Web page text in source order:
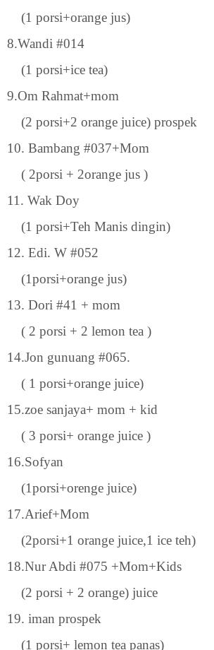
(1 porsi+orange jus)
8.Wandi #014
(1 porsi+ice tea)
9.Om Rahmat+mom
(2 porsi+2 orange juice) prospek
10. Bambang #037+Mom
( 2porsi + 2orange jus )
11. Wak Doy
(1 porsi+Teh Manis dingin)
12. Edi. W #052
(1porsi+orange jus)
13. Dori #41 + mom
( 2 porsi + 2 lemon tea )
14.Jon gunuang #065.
( 1 porsi+orange juice)
15.zoe sanjaya+ mom + kid
( 3 porsi+ orange juice )
16.Sofyan
(1porsi+orenge juice)
17.Arief+Mom
(2porsi+1 orange juice,1 ice teh)
18.Nur Abdi #075 +Mom+Kids
(2 porsi + 2 orange) juice
19. iman prospek
(1 porsi+ lemon tea panas)